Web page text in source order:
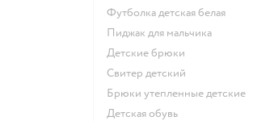
Футболка детская белая
Пиджак для мальчика
Детские брюки
Свитер детский
Брюки утепленные детские
Детская обувь